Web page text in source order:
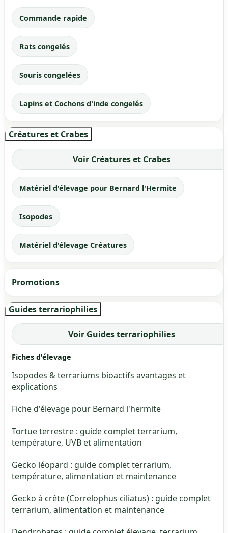
Commande rapide
Rats congelés
Souris congelées
Lapins et Cochons d'inde congelés
Créatures et Crabes
Voir Créatures et Crabes
Matériel d'élevage pour Bernard l'Hermite
Isopodes
Matériel d'élevage Créatures
Promotions
Guides terrariophilies
Voir Guides terrariophilies
Fiches d'élevage
Isopodes & terrariums bioactifs avantages et
explications
Fiche d'élevage pour Bernard l'hermite
Tortue terrestre : guide complet terrarium,
température, UVB et alimentation
Gecko léopard : guide complet terrarium,
température, alimentation et maintenance
Gecko à crête (Correlophus ciliatus) : guide complet
terrarium, alimentation et maintenance